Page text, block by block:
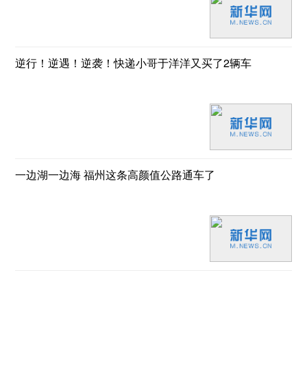
逆行！逆遇！逆袭！快递小哥于洋洋又买了2辆车
一边湖一边海 福州这条高颜值公路通车了